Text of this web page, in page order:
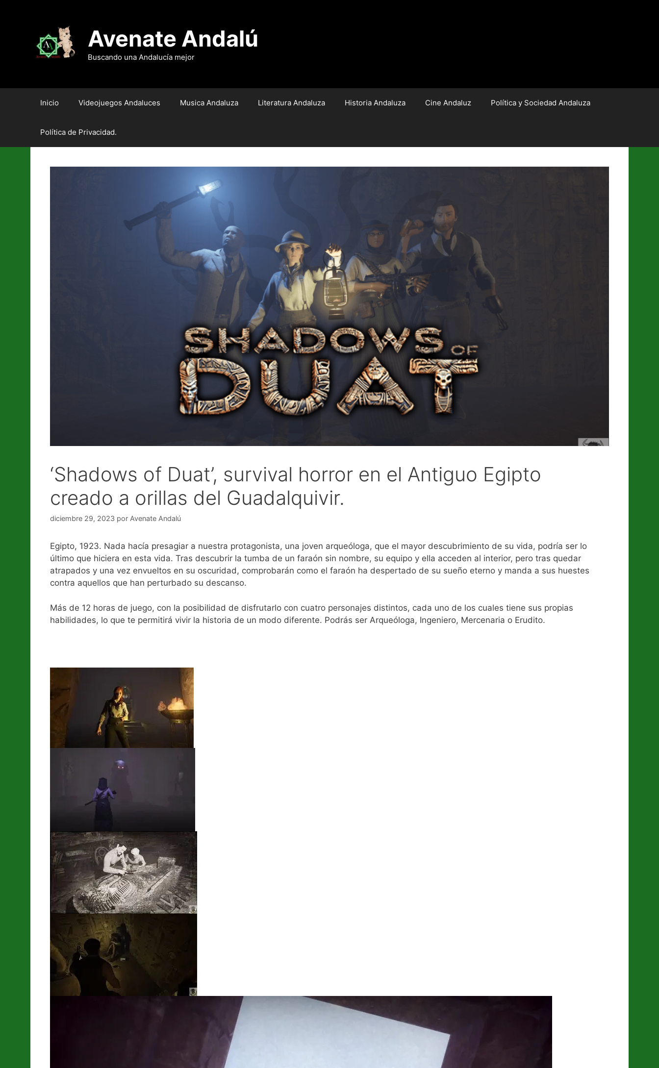
Avenate Andalú
Buscando una Andalucía mejor
Inicio Videojuegos Andaluces Musica Andaluza Literatura Andaluza Historia Andaluza Cine Andaluz Política y Sociedad Andaluza
Política de Privacidad.
‘Shadows of Duat’, survival horror en el Antiguo Egipto
creado a orillas del Guadalquivir.
diciembre 29, 2023 por Avenate Andalú
Egipto, 1923. Nada hacía presagiar a nuestra protagonista, una joven arqueóloga, que el mayor descubrimiento de su vida, podría ser lo
último que hiciera en esta vida. Tras descubrir la tumba de un faraón sin nombre, su equipo y ella acceden al interior, pero tras quedar
atrapados y una vez envueltos en su oscuridad, comprobarán como el faraón ha despertado de su sueño eterno y manda a sus huestes
contra aquellos que han perturbado su descanso.
Más de 12 horas de juego, con la posibilidad de disfrutarlo con cuatro personajes distintos, cada uno de los cuales tiene sus propias
habilidades, lo que te permitirá vivir la historia de un modo diferente. Podrás ser Arqueóloga, Ingeniero, Mercenaria o Erudito.